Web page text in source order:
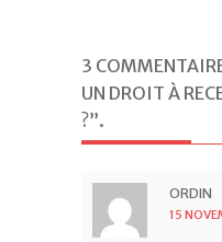
3
UN DROIT À
?”.
ORDIN
15